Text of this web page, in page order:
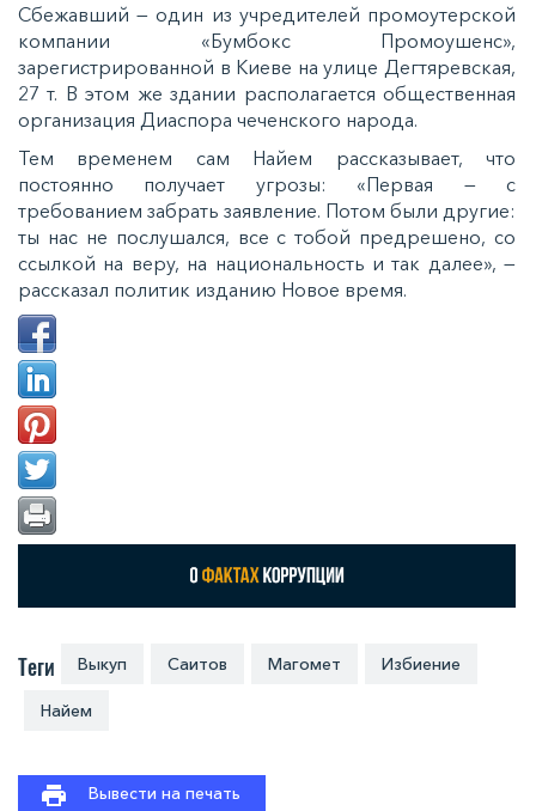
Сбежавший — один из учредителей промоутерской
компании «Бумбокс Промоушенс»,
зарегистрированной в Киеве на улице Дегтяревская,
27 т. В этом же здании располагается общественная
организация Диаспора чеченского народа.
Тем временем сам Найем рассказывает, что
постоянно получает угрозы: «Первая — с
требованием забрать заявление. Потом были другие:
ты нас не послушался, все с тобой предрешено, со
ссылкой на веру, на национальность и так далее», —
рассказал политик изданию Новое время.
Теги Выкуп Саитов Магомет Избиение
Найем
Вывести на печать